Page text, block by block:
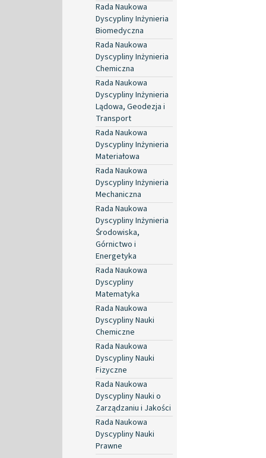
Rada Naukowa
Dyscypliny Inżynieria
Biomedyczna
Rada Naukowa
Dyscypliny Inżynieria
Chemiczna
Rada Naukowa
Dyscypliny Inżynieria
Lądowa, Geodezja i
Transport
Rada Naukowa
Dyscypliny Inżynieria
Materiałowa
Rada Naukowa
Dyscypliny Inżynieria
Mechaniczna
Rada Naukowa
Dyscypliny Inżynieria
Środowiska,
Górnictwo i
Energetyka
Rada Naukowa
Dyscypliny
Matematyka
Rada Naukowa
Dyscypliny Nauki
Chemiczne
Rada Naukowa
Dyscypliny Nauki
Fizyczne
Rada Naukowa
Dyscypliny Nauki o
Zarządzaniu i Jakości
Rada Naukowa
Dyscypliny Nauki
Prawne